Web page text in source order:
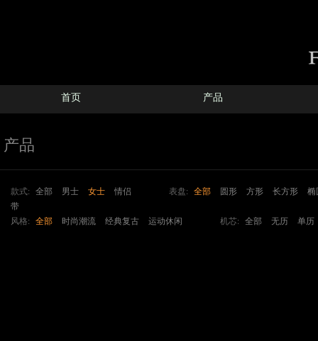
首页 产品
产品
款式: 全部 男士 女士 情侣 表盘: 全部 圆形 方形 长方形
椭
带
风格: 全部 时尚潮流 经典复古 运动休闲 机芯: 全部 无历 单历